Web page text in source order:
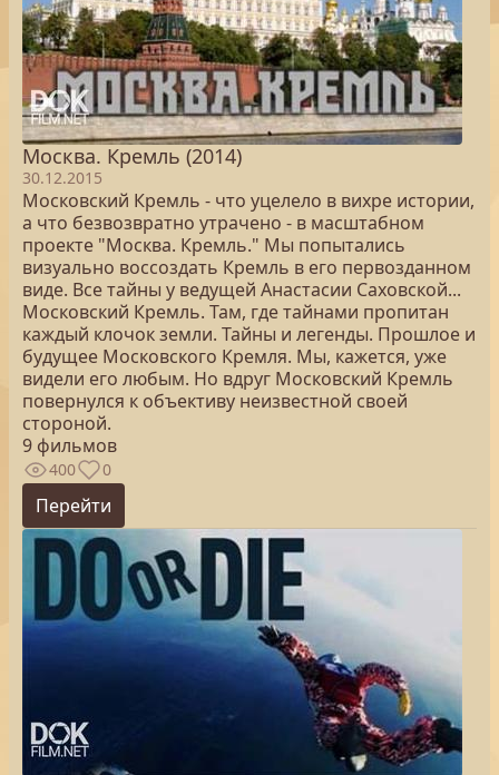
Москва. Кремль (2014)
30.12.2015
Московский Кремль - что уцелело в вихре истории,
а что безвозвратно утрачено - в масштабном
проекте "Москва. Кремль." Мы попытались
визуально воссоздать Кремль в его первозданном
виде. Все тайны у ведущей Анастасии Саховской...
Московский Кремль. Там, где тайнами пропитан
каждый клочок земли. Тайны и легенды. Прошлое и
будущее Московского Кремля. Мы, кажется, уже
видели его любым. Но вдруг Московский Кремль
повернулся к объективу неизвестной своей
стороной.
9 фильмов
400 0
Перейти